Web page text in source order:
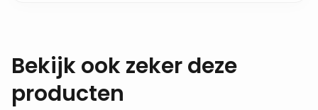
Bekijk ook zeker deze
producten